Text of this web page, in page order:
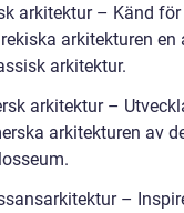
arkitektur – Känd
arkitekturen
arkitektur.
arkitektur –
arkitekturen av
–